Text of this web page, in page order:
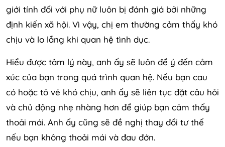
giới tính đối với phụ nữ luôn bị đánh giá bởi những
định kiến ​​xã hội. Vì vậy, chị em thường cảm thấy khó
chịu và lo lắng khi quan hệ tình dục.
Hiểu được tâm lý này, anh ấy sẽ luôn để ý đến cảm
xúc của bạn trong quá trình quan hệ. Nếu bạn cau
có hoặc tỏ vẻ khó chịu, anh ấy sẽ liên tục đặt câu hỏi
và chủ động nhẹ nhàng hơn để giúp bạn cảm thấy
thoải mái. Anh ấy cũng sẽ đề nghị thay đổi tư thế
nếu bạn không thoải mái và đau đớn.